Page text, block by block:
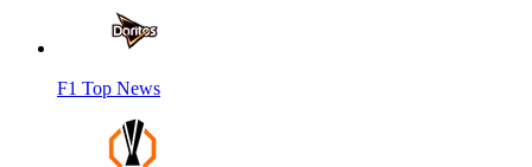
F1 Top News